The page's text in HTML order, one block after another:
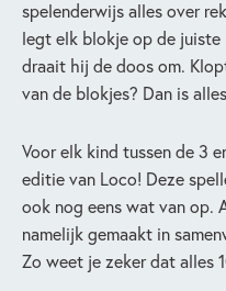
spelenderwijs alles over
legt elk blokje op de juiste
draait hij de doos om.
van de blokjes? Dan is
Voor elk kind tussen de 3
editie van Loco! Deze
ook nog eens wat van op.
namelijk gemaakt in
Zo weet je zeker dat alles